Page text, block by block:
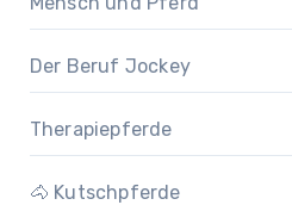
Der Beruf Jockey
Therapiepferde
🐴 Kutschpferde